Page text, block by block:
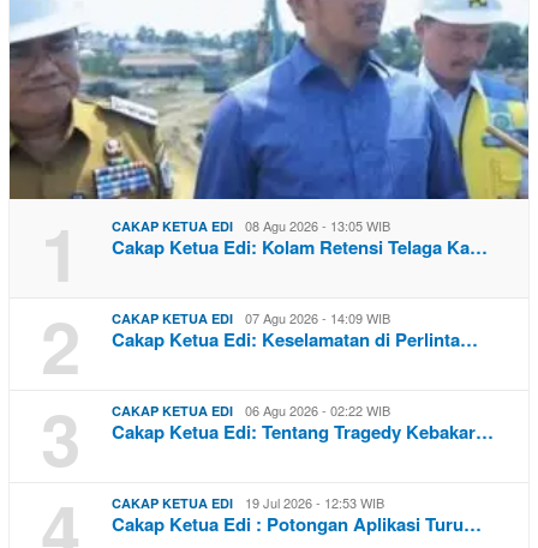
1 CAKAP KETUA EDI 08 Agu 2026 - 13:05 WIB
Cakap Ketua Edi: Kolam Retensi Telaga Ka…
2 CAKAP KETUA EDI 07 Agu 2026 - 14:09 WIB
Cakap Ketua Edi: Keselamatan di Perlinta…
3 CAKAP KETUA EDI 06 Agu 2026 - 02:22 WIB
Cakap Ketua Edi: Tentang Tragedy Kebakar…
CAKAP KETUA EDI 19 Jul 2026 - 12:53 WIB
Cakap Ketua Edi : Potongan Aplikasi Turu…